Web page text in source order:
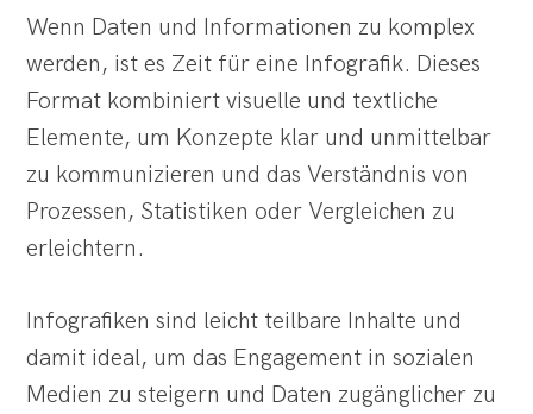
Wenn Daten und Informationen zu komplex
werden, ist es Zeit für eine Infografik. Dieses
Format kombiniert visuelle und textliche
Elemente, um Konzepte klar und unmittelbar
zu kommunizieren und das Verständnis von
Prozessen, Statistiken oder Vergleichen zu
erleichtern.
Infografiken sind leicht teilbare Inhalte und
damit ideal, um das Engagement in sozialen
Medien zu steigern und Daten zugänglicher zu